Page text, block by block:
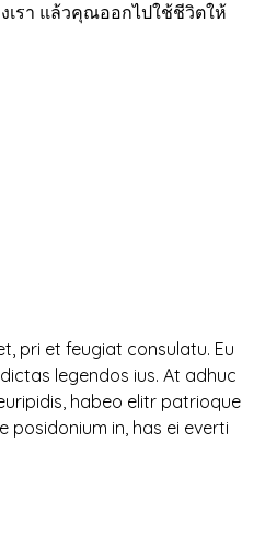
เรา แล้วคุณออกไปใช้ชีวิตให้
pri et feugiat consulatu. Eu
legendos ius. At adhuc
habeo elitr patrioque
posidonium in, has ei everti